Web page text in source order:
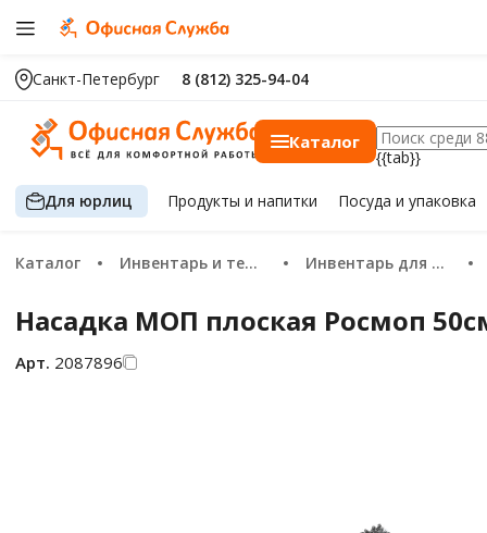
Санкт-Петербург 8 (812) 325-94-04
Каталог
{{tab}}
Для юрлиц Продуктыи напитки Посуда и упаковка
Каталог Инвентарь и техника для уборки Инвентарь для уборки пола
Насадка МОП плоская Росмоп
Арт. 2087896